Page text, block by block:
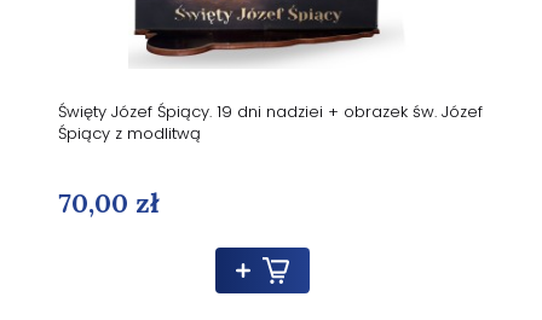
Święty Józef Śpiący. 19 dni nadziei + obrazek św. Józef
Śpiący z modlitwą
70,00 zł